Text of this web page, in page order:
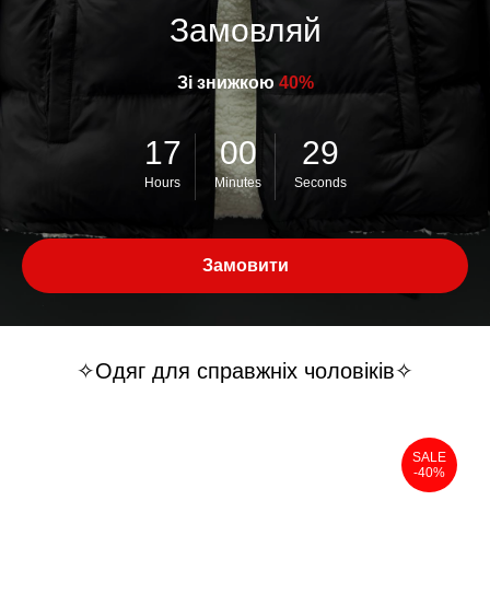
Замовляй
Зі знижкою 40%
17
Hours
00
Minutes
29
Seconds
Замовити
✧Oдяг для справжніх чоловіків✧
SALE
-40%